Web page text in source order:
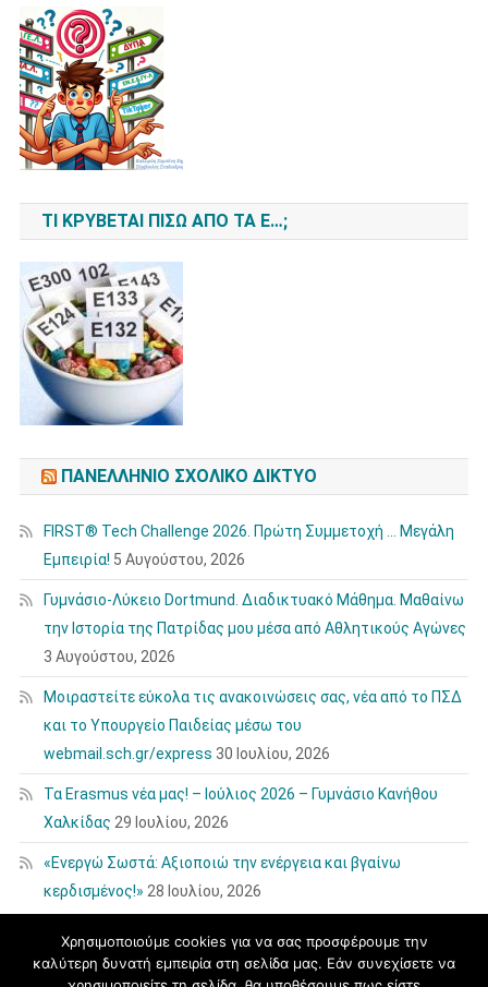
ΤΙ ΚΡΎΒΕΤΑΙ ΠΊΣΩ ΑΠΌ ΤΑ Ε…;
ΠΑΝΕΛΛΉΝΙΟ ΣΧΟΛΙΚΌ ΔΊΚΤΥΟ
FIRST® Tech Challenge 2026. Πρώτη Συμμετοχή … Μεγάλη
Εμπειρία! 5 Αυγούστου, 2026
Γυμνάσιο-Λύκειο Dortmund. Διαδικτυακό Μάθημα. Μαθαίνω
την Ιστορία της Πατρίδας μου μέσα από Αθλητικούς Αγώνες
3 Αυγούστου, 2026
Μοιραστείτε εύκολα τις ανακοινώσεις σας, νέα από το ΠΣΔ
και το Υπουργείο Παιδείας μέσω του
webmail.sch.gr/express 30 Ιουλίου, 2026
Τα Erasmus νέα μας! – Ιούλιος 2026 – Γυμνάσιο Κανήθου
Χαλκίδας 29 Ιουλίου, 2026
«Ενεργώ Σωστά: Αξιοποιώ την ενέργεια και βγαίνω
κερδισμένος!» 28 Ιουλίου, 2026
Χρησιμοποιούμε cookies για να σας προσφέρουμε την
καλύτερη δυνατή εμπειρία στη σελίδα μας. Εάν συνεχίσετε να